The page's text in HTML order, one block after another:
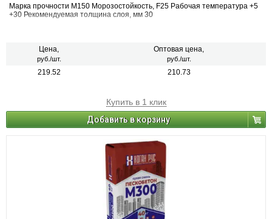
Марка прочности М150 Морозостойкость, F25 Рабочая температура +5
+30 Рекомендуемая толщина слоя, мм 30
Цена,
руб./шт.
Оптовая цена,
руб./шт.
219.52 210.73
Купить в 1 клик
Добавить в корзину